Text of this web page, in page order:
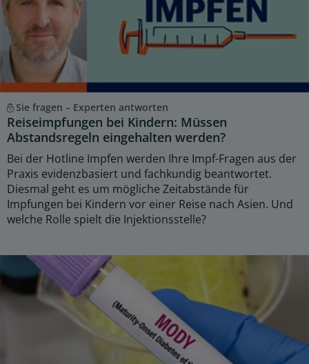
Sie fragen – Experten antworten
Reiseimpfungen bei Kindern: Müssen
Abstandsregeln eingehalten werden?
Bei der Hotline Impfen werden Ihre Impf-Fragen aus der
Praxis evidenzbasiert und fachkundig beantwortet.
Diesmal geht es um mögliche Zeitabstände für
Impfungen bei Kindern vor einer Reise nach Asien. Und
welche Rolle spielt die Injektionsstelle?